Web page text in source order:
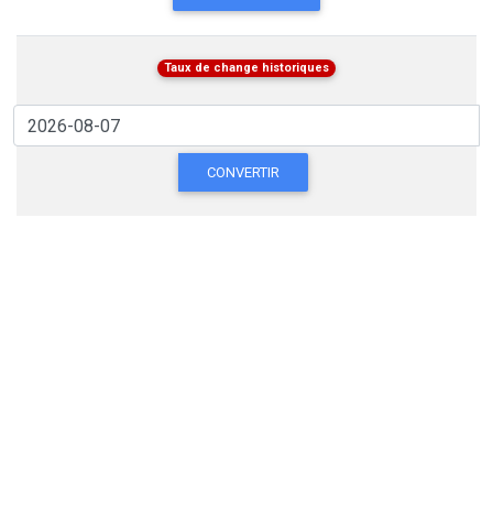
Taux de change historiques
CONVERTIR